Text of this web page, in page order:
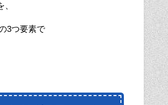
、
3つ要素で